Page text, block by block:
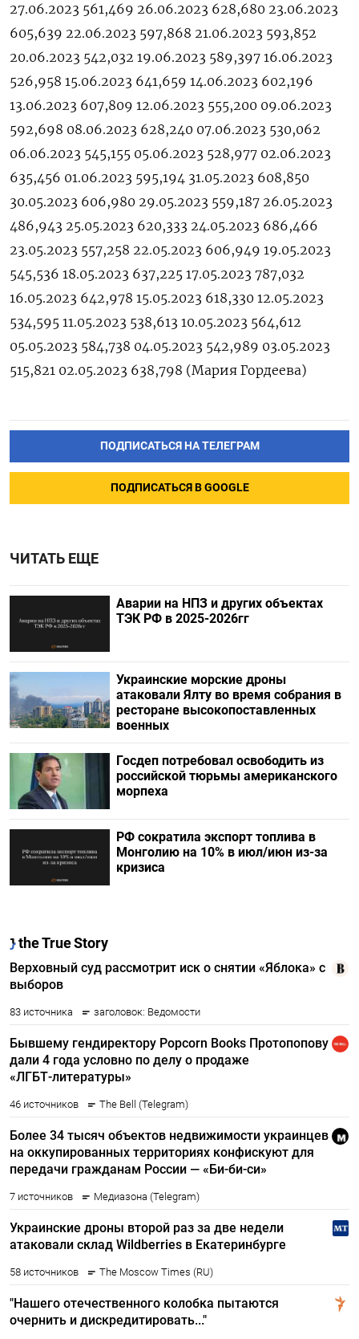
27.06.2023 561,469 26.06.2023 628,680 23.06.2023
605,639 22.06.2023 597,868 21.06.2023 593,852
20.06.2023 542,032 19.06.2023 589,397 16.06.2023
526,958 15.06.2023 641,659 14.06.2023 602,196
13.06.2023 607,809 12.06.2023 555,200 09.06.2023
592,698 08.06.2023 628,240 07.06.2023 530,062
06.06.2023 545,155 05.06.2023 528,977 02.06.2023
635,456 01.06.2023 595,194 31.05.2023 608,850
30.05.2023 606,980 29.05.2023 559,187 26.05.2023
486,943 25.05.2023 620,333 24.05.2023 686,466
23.05.2023 557,258 22.05.2023 606,949 19.05.2023
545,536 18.05.2023 637,225 17.05.2023 787,032
16.05.2023 642,978 15.05.2023 618,330 12.05.2023
534,595 11.05.2023 538,613 10.05.2023 564,612
05.05.2023 584,738 04.05.2023 542,989 03.05.2023
515,821 02.05.2023 638,798 (Мария Гордеева)
ПОДПИСАТЬСЯ НА ТЕЛЕГРАМ
ПОДПИСАТЬСЯ В GOOGLE
ЧИТАТЬ ЕЩЕ
Аварии на НПЗ и других объектах
ТЭК РФ в 2025-2026гг
Украинские морские дроны
атаковали Ялту во время собрания в
ресторане высокопоставленных
военных
Госдеп потребовал освободить из
российской тюрьмы американского
морпеха
РФ сократила экспорт топлива в
Монголию на 10% в июл/июн из-за
кризиса